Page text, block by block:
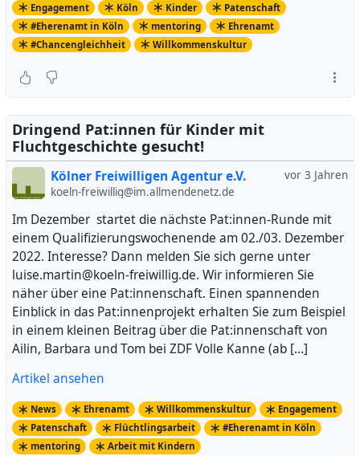
Engagement
Köln Kinder
Patenschaft
#Eherenamt in Köln
mentoring
Ehrenamt
#Chancengleichheit
Willkommenskultur
Dringend Pat:innen für Kinder mit
Fluchtgeschichte gesucht!
vor 3 Jahren
Kölner Freiwilligen Agentur e.V.
koeln-freiwillig@im.allmendenetz.de
Im Dezember startet die nächste Pat:innen-Runde mit
einem Qualifizierungswochenende am 02./03. Dezember
2022. Interesse? Dann melden Sie sich gerne unter
luise.martin@koeln-freiwillig.de. Wir informieren Sie
näher über eine Pat:innenschaft. Einen spannenden
Einblick in das Pat:innenprojekt erhalten Sie zum Beispiel
in einem kleinen Beitrag über die Pat:innenschaft von
Ailin, Barbara und Tom bei ZDF Volle Kanne (ab […]
Artikel ansehen
News Ehrenamt Willkommenskultur
Engagement
Patenschaft
Flüchtlingsarbeit
#Eherenamt in Köln
mentoring
Arbeit mit Kindern